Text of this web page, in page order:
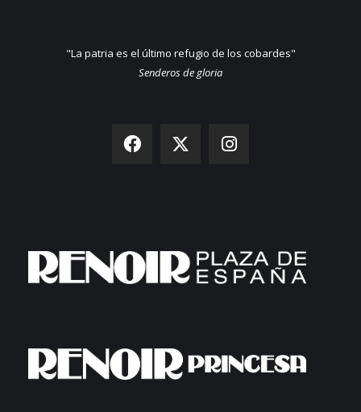
"La patria es el último refugio de los cobardes"
Senderos de gloria